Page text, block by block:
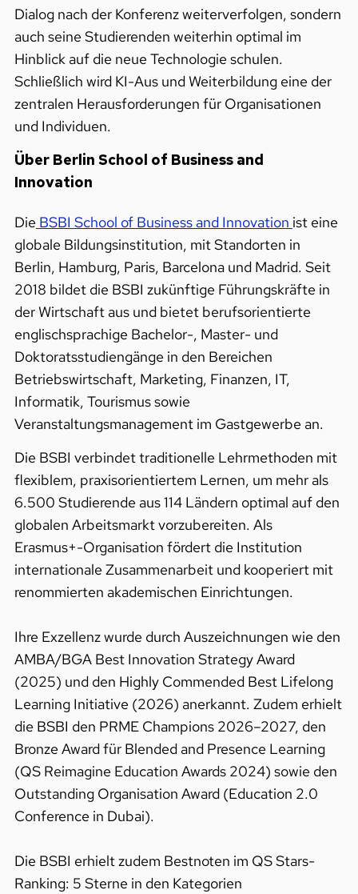
Dialog nach der Konferenz weiterverfolgen, sondern
auch seine Studierenden weiterhin optimal im
Hinblick auf die neue Technologie schulen.
Schließlich wird KI-Aus und Weiterbildung eine der
zentralen Herausforderungen für Organisationen
und Individuen.
Über Berlin School of Business and
Innovation
DieBSBI School of Business and Innovation ist eine
globale Bildungsinstitution, mit Standorten in
Berlin, Hamburg, Paris, Barcelona und Madrid. Seit
2018 bildet die BSBI zukünftige Führungskräfte in
der Wirtschaft aus und bietet berufsorientierte
englischsprachige Bachelor-, Master- und
Doktoratsstudiengänge in den Bereichen
Betriebswirtschaft, Marketing, Finanzen, IT,
Informatik, Tourismus sowie
Veranstaltungsmanagement im Gastgewerbe an.
Die BSBI verbindet traditionelle Lehrmethoden mit
flexiblem, praxisorientiertem Lernen, um mehr als
6.500 Studierende aus 114 Ländern optimal auf den
globalen Arbeitsmarkt vorzubereiten. Als
Erasmus+-Organisation fördert die Institution
internationale Zusammenarbeit und kooperiert mit
renommierten akademischen Einrichtungen.
Ihre Exzellenz wurde durch Auszeichnungen wie den
AMBA/BGA Best Innovation Strategy Award
(2025) und den Highly Commended Best Lifelong
Learning Initiative (2026) anerkannt. Zudem erhielt
die BSBI den PRME Champions 2026–2027, den
Bronze Award für Blended and Presence Learning
(QS Reimagine Education Awards 2024) sowie den
Outstanding Organisation Award (Education 2.0
Conference in Dubai).
Die BSBI erhielt zudem Bestnoten im QS Stars-
Ranking: 5 Sterne in den Kategorien